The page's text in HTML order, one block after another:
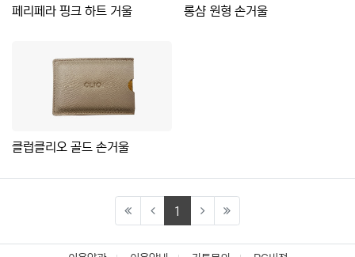
페리페라 핑크 하트 거울 롱샴 원형 손거울
클럽클리오 골드 손거울
1 (current)